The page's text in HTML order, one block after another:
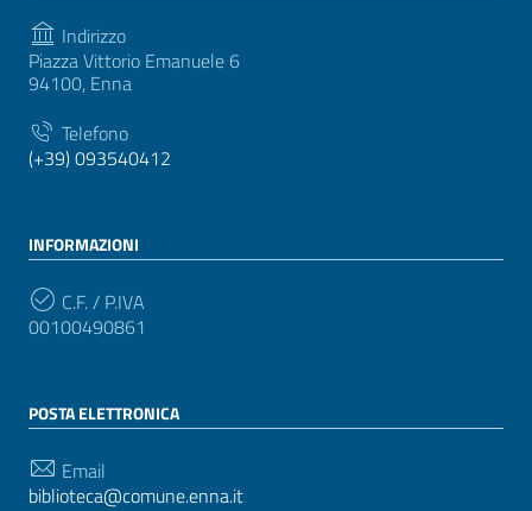
Indirizzo
Piazza Vittorio Emanuele 6
94100, Enna
Telefono
(+39) 093540412
INFORMAZIONI
C.F. / P.IVA
00100490861
POSTA ELETTRONICA
Email
biblioteca@comune.enna.it